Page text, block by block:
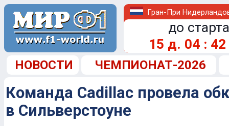
Гран-При
до
15 д. 04 : 42
НОВОСТИ ЧЕМПИОНАТ-2026
Команда Cadillac провела
в Сильверстоуне